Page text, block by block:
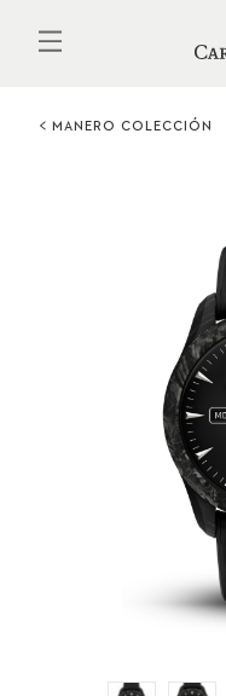
contenido
MANERO COLECCIÓN